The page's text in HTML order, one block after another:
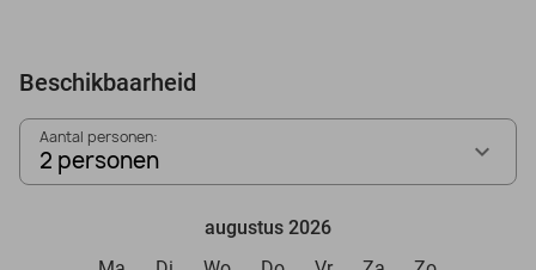
Beschikbaarheid
Aantal personen:
2 personen
augustus 2026